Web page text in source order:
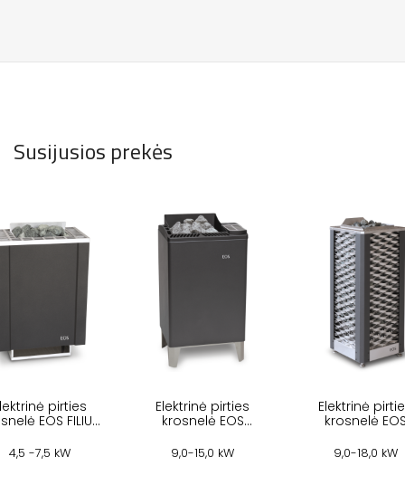
Susijusios prekės
pirties
EOS FILIUS
4,5 -7,5 kW
Elektrinė pirties
krosnelė EOS
9,0-15,0 kW
Elektrinė
krosnelė
9,0-18,0 kW